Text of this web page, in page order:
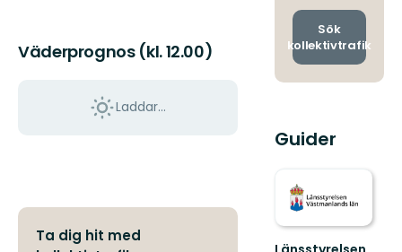
Väderprognos (kl. 12.00)
Laddar...
Ta dig hit med
och
Sök
kollektivtrafik
Guider